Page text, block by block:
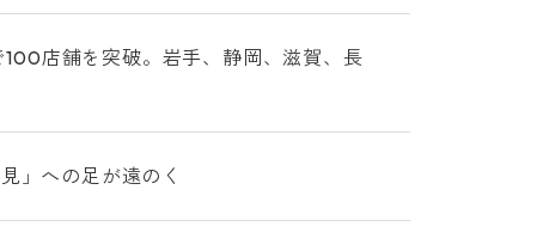
100店舗を突破。岩手、静岡、滋賀、長
」への足が遠のく